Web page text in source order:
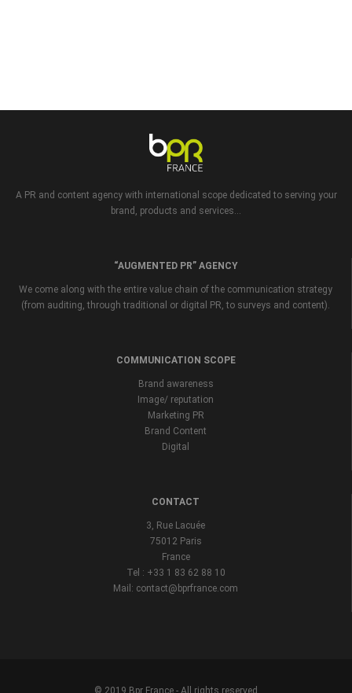
A PR and content agency with international scope dedicated to serving your
brand, products and services...
“AUGMENTED PR” AGENCY
We come along with the entire value chain of the communication strategy
(from auditing, through traditional or digital PR, to surveys and content).
COMMUNICATION SCOPE
Brand awareness
Image/ reputation
Marketing PR
Brand Content
Digital
CONTACT
3, Rue Lacuée
75012 Paris
France
Tel : +33 1 83 62 88 10
Mail: contact@bprfrance.com